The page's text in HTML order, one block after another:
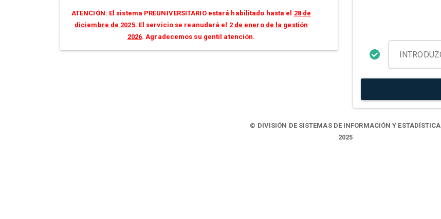
ATENCIÓN: El sistema PREUNIVERSITARIO estará habilitado hasta el 28 de
diciembre de 2025. El servicio se reanudará el 2 de enero de la gestión
2026. Agradecemos su gentil atención.
© DIVISIÓN DE SISTEMAS DE INFORMACIÓN Y ESTADÍSTICA
2025